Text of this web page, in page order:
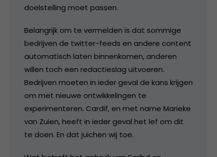
doelstelling moet passen.
Belangrijk om te vermelden is dat sommige
bedrijven de twitter-feeds en andere content
automatisch laten binnenkomen, anderen
willen toch een redactieslag uitvoeren.
Bedrijven moeten in ieder geval de kans krijgen
om met nieuwe ontwikkelingen te
experimenteren. Cardif, en met name Marieke
van Zuien, heeft in ieder geval het lef om dit
te doen. En dat juichen wij toe.